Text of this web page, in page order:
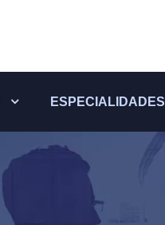
ESPECIALIDADES